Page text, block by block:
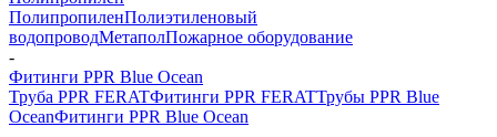
ПолипропиленПолиэтиленовый
водопроводМетаполПожарное оборудование
-
Фитинги PPR Blue Ocean
Труба PPR FERATФитинги PPR FERATТрубы PPR Blue
OceanФитинги PPR Blue Ocean